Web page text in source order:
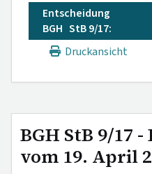
Entscheidung
BGH StB 9/17:
Druckansicht
BGH StB 9/17
vom 19. April